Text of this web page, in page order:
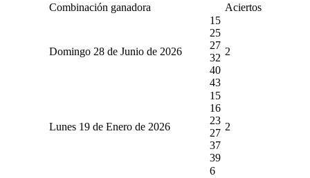
Combinación ganadora Aciertos
Domingo 28 de Junio de 2026
15
25
27
32
40
43
2
Lunes 19 de Enero de 2026
15
16
23
27
37
39
2
6